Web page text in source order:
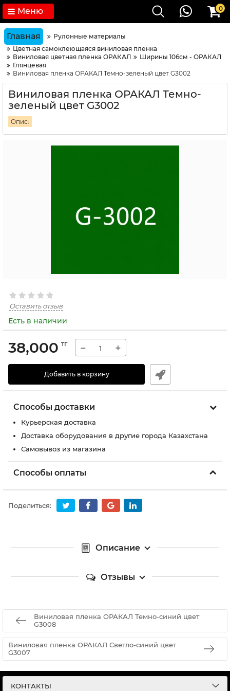
Меню 0
Главная
Рулонные материалы
Цветная самоклеющаяся виниловая пленка
Виниловая цветная пленка ОРАКАЛ
Ширины 106см - ОРАКАЛ
Глянцевая
Виниловая пленка ОРАКАЛ Темно-зеленый цвет G3002
Виниловая пленка ОРАКАЛ Темно-
зеленый цвет G3002
Опис:
Оставить отзыв
Есть в наличии
38,000 тг − +
Добавить в корзину
Способы доставки
Курьерская доставка
Доставка оборудования в другие города Казахстана
Самовывоз из магазина
Способы оплаты
Поделиться:
Описание
Отзывы
Виниловая пленка ОРАКАЛ Темно-cиний цвет
G3008
Виниловая пленка ОРАКАЛ Светло-cиний цвет
G3007
КОНТАКТЫ